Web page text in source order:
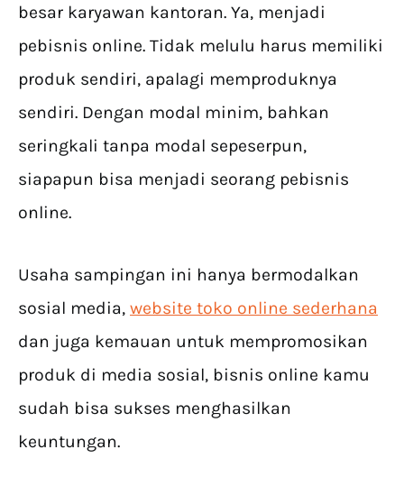
besar karyawan kantoran. Ya, menjadi
pebisnis online. Tidak melulu harus memiliki
produk sendiri, apalagi memproduknya
sendiri. Dengan modal minim, bahkan
seringkali tanpa modal sepeserpun,
siapapun bisa menjadi seorang pebisnis
online.
Usaha sampingan ini hanya bermodalkan
sosial media, website toko online sederhana
dan juga kemauan untuk mempromosikan
produk di media sosial, bisnis online kamu
sudah bisa sukses menghasilkan
keuntungan.